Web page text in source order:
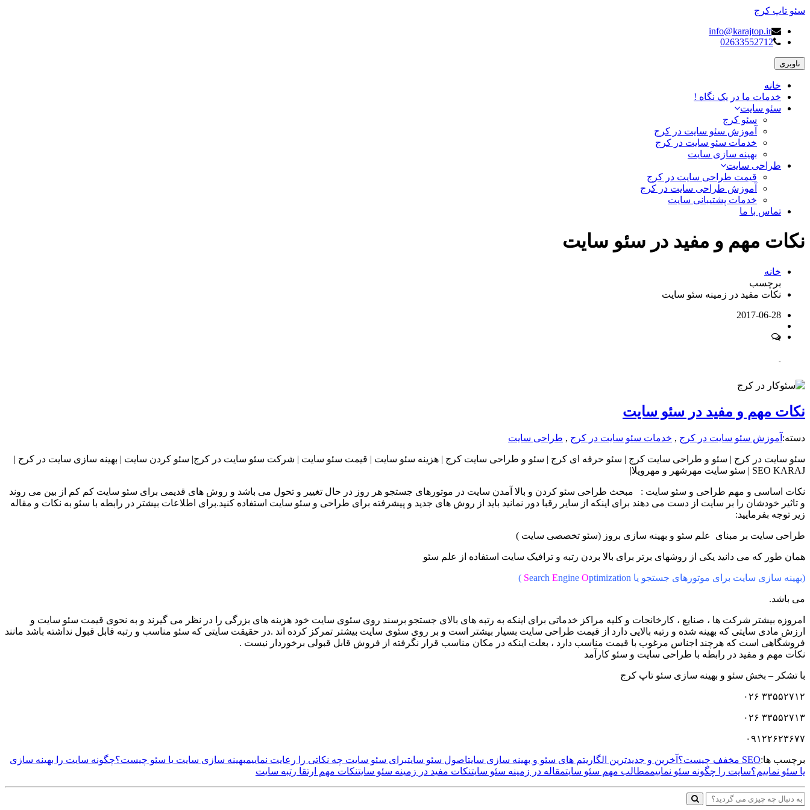
سئو تاپ کرج
info@karajtop.ir
02633552712
ناوبری
خانه
خدمات ما در یک نگاه !
سئو سایت
سئو کرج
آموزش سئو سایت در کرج
خدمات سئو سایت در کرج
بهینه سازی سایت
طراحی سایت
قیمت طراحی سایت در کرج
آموزش طراحی سایت در کرج
خدمات پشتیبانی سایت
تماس با ما
نکات مهم و مفید در سئو سایت
خانه
برچسب
نکات مفید در زمینه سئو سایت
2017-06-28
-
نکات مهم و مفید در سئو سایت
دسته: آموزش سئو سایت در کرج , خدمات سئو سایت در کرج , طراحی سایت
سئو سایت در کرج | سئو و طراحی سایت کرج | سئو حرفه ای کرج | سئو و طراحی سایت کرج | هزینه سئو سایت | قیمت سئو سایت | شرکت سئو سایت در کرج| سئو کردن سایت | بهینه سازی سایت در کرج |
SEO KARAJ | سئو سایت مهرشهر و مهرویلا|
نکات اساسی و مهم طراحی و سئو سایت : مبحث طراحی سئو کردن و بالا آمدن سایت در موتورهای جستجو هر روز در حال تغییر و تحول می باشد و روش های قدیمی برای سئو سایت کم کم از بین می روند
و تاثیر خودشان را بر سایت از دست می دهند برای اینکه از سایر رقبا دور نمانید باید از روش های جدید و پیشرفته برای طراحی و سئو سایت استفاده کنید.برای اطلاعات بیشتر در رابطه با سئو به نکات و مقاله
زیر توجه بفرمایید:
طراحی سایت بر مبنای علم سئو و بهینه سازی بروز (سئو تخصصی سایت )
همان طور که می دانید یکی از روشهای برتر برای بالا بردن رتبه و ترافیک سایت استفاده از علم سئو
(بهینه سازی سایت برای موتورهای جستجو یا Search Engine Optimization )
می باشد.
امروزه بیشتر شرکت ها ، صنایع ، کارخانجات و کلیه مراکز خدماتی برای اینکه به رتبه های بالای جستجو برسند روی سئوی سایت خود هزینه های بزرگی را در نظر می گیرند و به نحوی قیمت سئو سایت و
ارزش مادی سایتی که بهینه شده و رتبه بالایی دارد از قیمت طراحی سایت بسیار بیشتر است و بر روی سئوی سایت بیشتر تمرکز کرده اند .در حقیقت سایتی که سئو مناسب و رتبه قابل قبول نداشته باشد مانند
فروشگاهی است که هرچند اجناس مرغوب با قیمت مناسب دارد ، بعلت اینکه در مکان مناسب قرار نگرفته از فروش قابل قبولی برخوردار نیست .
نکات مهم و مفید در رابطه با طراحی سایت و سئو کارآمد
با تشکر – بخش سئو و بهینه سازی سئو تاپ کرج
۳۳۵۵۲۷۱۲ ۰۲۶
۳۳۵۵۲۷۱۳ ۰۲۶
۰۹۱۲۲۶۲۳۶۷۷
برچسب ها:SEO مخفف چیست؟ آخرین و جدیدترین الگاریتم های سئو و بهینه سازی سایتاصول سئو سایتبرای سئو سایت چه نکاتی را رعایت نماییمبهینه سازی سایت یا سئو چیست؟چگونه سایت را بهینه سازی
یا سئو نماییم؟سایت را چگونه سئو نماییممطالب مهم سئو سایتمقاله در زمینه سئو سایتنکات مفید در زمینه سئو سایتنکات مهم ارتقا رتبه سایت